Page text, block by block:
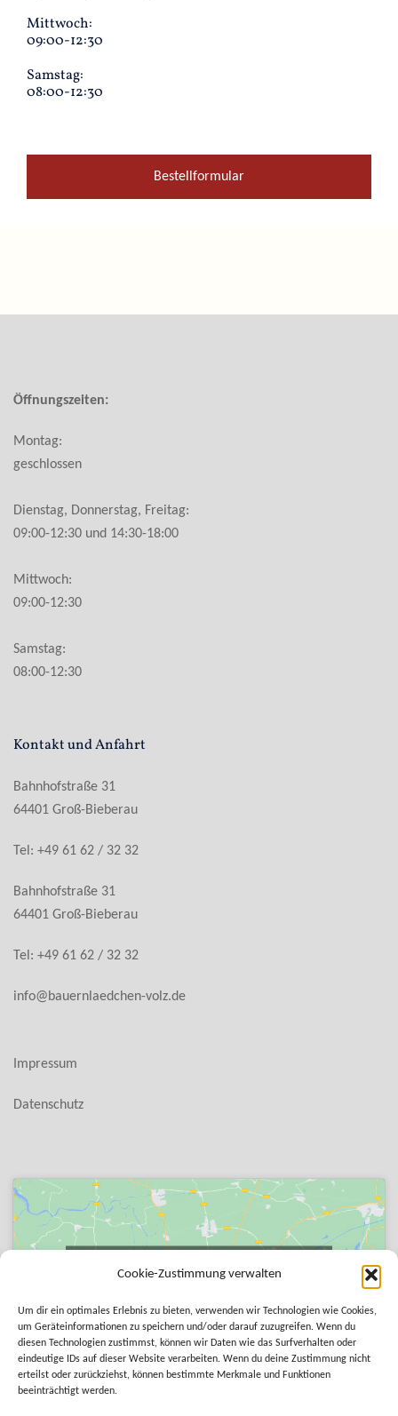
Cookie-Zustimmung verwalten
Um dir ein optimales Erlebnis zu bieten, verwenden wir Technologien wie Cookies,
um Geräteinformationen zu speichern und/oder darauf zuzugreifen. Wenn du
diesen Technologien zustimmst, können wir Daten wie das Surfverhalten oder
eindeutige IDs auf dieser Website verarbeiten. Wenn du deine Zustimmung nicht
erteilst oder zurückziehst, können bestimmte Merkmale und Funktionen
beeinträchtigt werden.
Mittwoch:
09:00-12:30
Samstag:
08:00-12:30
Bestellformular
Öffnungszeiten:
Montag:
geschlossen
Dienstag, Donnerstag, Freitag:
09:00-12:30 und 14:30-18:00
Mittwoch:
09:00-12:30
Samstag:
08:00-12:30
Kontakt und Anfahrt
Bahnhofstraße 31
64401 Groß-Bieberau
Tel: +49 61 62 / 32 32
Bahnhofstraße 31
64401 Groß-Bieberau
Tel: +49 61 62 / 32 32
info@bauernlaedchen-volz.de
Impressum
Datenschutz
Cookie-Richtlinie
ICH STIMME ZU